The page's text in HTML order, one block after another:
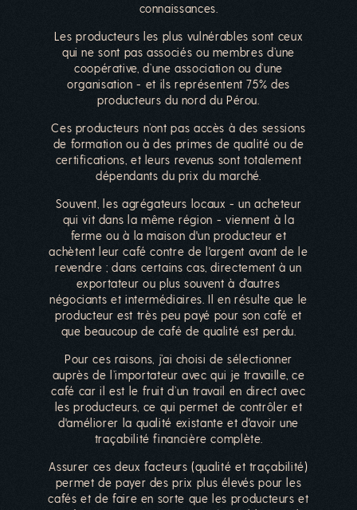
connaissances.
Les producteurs les plus vulnérables sont ceux
qui ne sont pas associés ou membres d’une
coopérative, d’une association ou d’une
organisation - et ils représentent 75% des
producteurs du nord du Pérou.
Ces producteurs n’ont pas accès à des sessions
de formation ou à des primes de qualité ou de
certifications, et leurs revenus sont totalement
dépendants du prix du marché.
Souvent, les agrégateurs locaux - un acheteur
qui vit dans la même région - viennent à la
ferme ou à la maison d'un producteur et
achètent leur café contre de l'argent avant de le
revendre ; dans certains cas, directement à un
exportateur ou plus souvent à d'autres
négociants et intermédiaires. Il en résulte que le
producteur est très peu payé pour son café et
que beaucoup de café de qualité est perdu.
Pour ces raisons, j’ai choisi de sélectionner
auprès de l’importateur avec qui je travaille, ce
café car il est le fruit d’un travail en direct avec
les producteurs, ce qui permet de contrôler et
d'améliorer la qualité existante et d'avoir une
traçabilité financière complète.
Assurer ces deux facteurs (qualité et traçabilité)
permet de payer des prix plus élevés pour les
cafés et de faire en sorte que les producteurs et